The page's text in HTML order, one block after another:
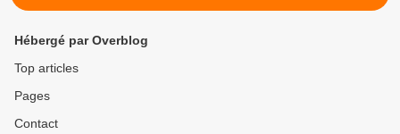
Hébergé par Overblog
Top articles
Pages
Contact